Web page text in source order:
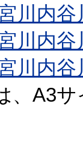
川内
川内
川内
、A3